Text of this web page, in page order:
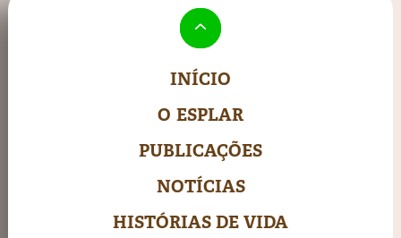
INÍCIO
O ESPLAR
PUBLICAÇÕES
NOTÍCIAS
HISTÓRIAS DE VIDA